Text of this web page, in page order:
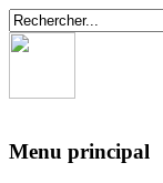
Menu principal